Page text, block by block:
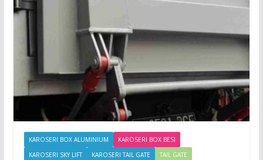
KAROSERI BOX ALUMINIUM
KAROSERI BOX BESI
KAROSERI SKY LIFT
KAROSERI TAIL GATE TAIL GATE